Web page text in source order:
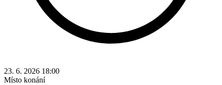
23. 6. 2026 18:00
Místo konání